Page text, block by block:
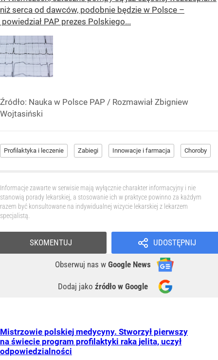
niż serca od dawców, podobnie będzie w Polsce –
powiedział PAP prezes Polskiego...
Źródło: Nauka w Polsce PAP / Rozmawiał Zbigniew
Wojtasiński
Profilaktyka i leczenie Zabiegi Innowacje i farmacja Choroby
Informacje zawarte w serwisie mają wyłącznie charakter informacyjny i nie
stanowią porady lekarskiej, a stosowanie ich w praktyce powinno za każdym
razem być konsultowane na indywidualnej wizycie lekarskiej z lekarzem
specjalistą.
UDOSTĘPNIJ
Obserwuj nas w Google News
Dodaj jako źródło w Google
SKOMENTUJ
Mistrzowie polskiej medycyny. Stworzył pierwszy
na świecie program profilaktyki raka jelita, uczył
odpowiedzialności